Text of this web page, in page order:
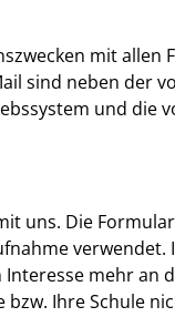
mit allen
sind neben der
und die
uns. Die
verwendet.
mehr an
Ihre Schule